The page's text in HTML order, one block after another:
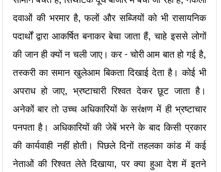
दवाओं की भरमार है, फलों और सब्जियों को भी रासायनिक
पदार्थों द्वारा आकर्षित बनाकर बेचा जाता हैं, चाहे इससे लोगों
की जान हीक्यों न चली जाए। कर – चोरी आम बात हो गई है,
तस्करी का समान खुलेआम बिकता दिखाई देता है। कोई भी
अपराध हो जाए, भ्रष्टाचारी रिश्वत देकर छूटजाता है।
अनेकों बार तो उच्च अधिकारियों के सरंक्षण में ही भ्रष्टाचार
पनपता है। अधिकारियों की जेबें भरने के बाद किसी प्रकार
की कार्यवाही नहीं होती। पिछलेदिनों तहलका कांड में कई
नेताओं की रिश्वत लेते दिखाया, पर क्या हुआ देश में इतने